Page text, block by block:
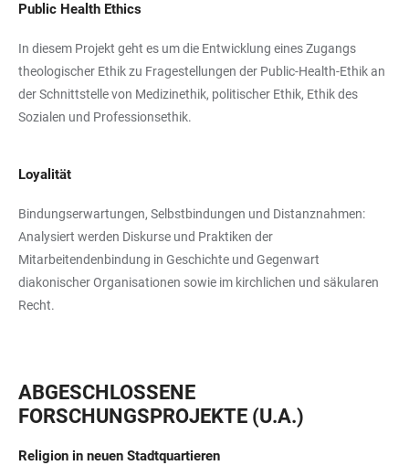
Public Health Ethics
In diesem Projekt geht es um die Entwicklung eines Zugangs
theologischer Ethik zu Fragestellungen der Public-Health-Ethik an
der Schnittstelle von Medizinethik, politischer Ethik, Ethik des
Sozialen und Professionsethik.
Loyalität
Bindungserwartungen, Selbstbindungen und Distanznahmen:
Analysiert werden Diskurse und Praktiken der
Mitarbeitendenbindung in Geschichte und Gegenwart
diakonischer Organisationen sowie im kirchlichen und säkularen
Recht.
ABGESCHLOSSENE
FORSCHUNGSPROJEKTE (U.A.)
Religion in neuen Stadtquartieren